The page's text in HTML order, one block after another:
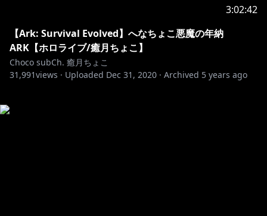
3:02:42
【Ark: Survival Evolved】へなちょこ悪魔の年納
ARK【ホロライブ/癒月ちょこ】
Choco subCh. 癒月ちょこ
31,991views · Uploaded Dec 31, 2020 · Archived 5 years ago